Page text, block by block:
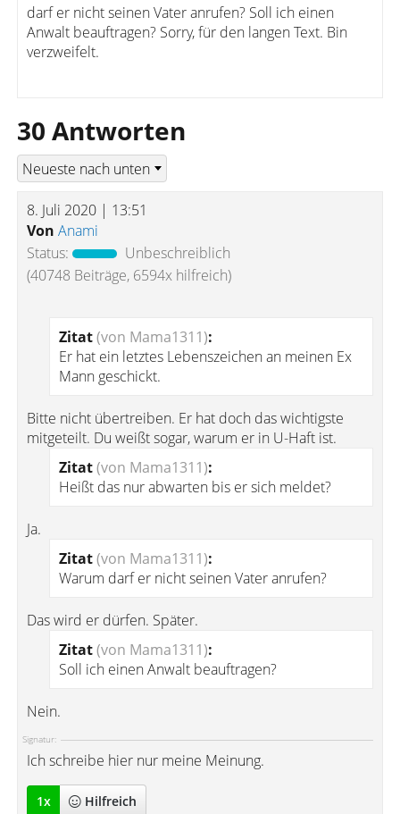
darf er nicht seinen Vater anrufen? Soll ich einen
Anwalt beauftragen? Sorry, für den langen Text. Bin
verzweifelt.
30 Antworten
8. Juli 2020 | 13:51
Von Anami
Status:
Unbeschreiblich
(40748 Beiträge, 6594x hilfreich)
Zitat(von Mama1311):
Er hat ein letztes Lebenszeichen an meinen Ex
Mann geschickt.
Bitte nicht übertreiben. Er hat doch das wichtigste
mitgeteilt. Du weißt sogar, warum er in U-Haft ist.
Zitat(von Mama1311):
Heißt das nur abwarten bis er sich meldet?
Ja.
Zitat(von Mama1311):
Warum darf er nicht seinen Vater anrufen?
Das wird er dürfen. Später.
Zitat(von Mama1311):
Soll ich einen Anwalt beauftragen?
Nein.
Signatur:
Ich schreibe hier nur meine Meinung.
1x Hilfreich